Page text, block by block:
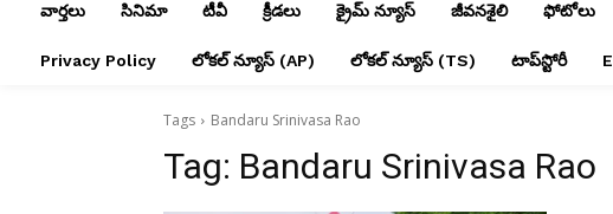
వార్తలు సినిమా టీవీ క్రీడలు క్రైమ్ న్యూస్‌ జీవనశైలి ఫోటోలు
Privacy Policy లోక‌ల్ న్యూస్‌ (AP) లోక‌ల్ న్యూస్‌ (TS) టాప్‌స్టోరీ
Tags Bandaru Srinivasa Rao
Tag: Bandaru Srinivasa Rao